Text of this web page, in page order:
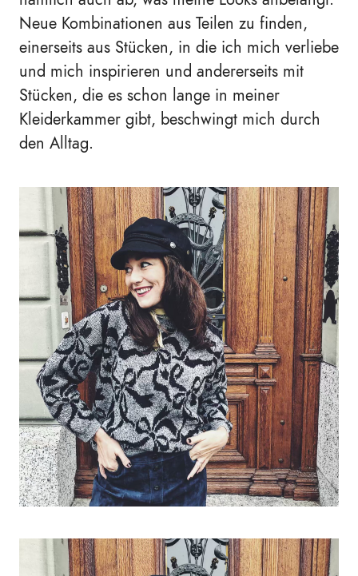
Neue Kombinationen aus Teilen zu finden,
einerseits aus Stücken, in die ich mich verliebe
und mich inspirieren und andererseits mit
Stücken, die es schon lange in meiner
Kleiderkammer gibt, beschwingt mich durch
den Alltag.